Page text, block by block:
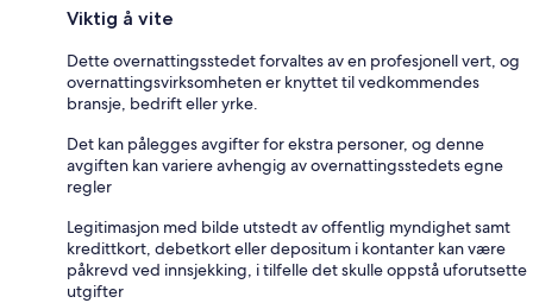
Viktig å vite
Dette overnattingsstedet forvaltes av en profesjonell vert, og
overnattingsvirksomheten er knyttet til vedkommendes
bransje, bedrift eller yrke.
Det kan pålegges avgifter for ekstra personer, og denne
avgiften kan variere avhengig av overnattingsstedets egne
regler
Legitimasjon med bilde utstedt av offentlig myndighet samt
kredittkort, debetkort eller depositum i kontanter kan være
påkrevd ved innsjekking, i tilfelle det skulle oppstå uforutsette
utgifter